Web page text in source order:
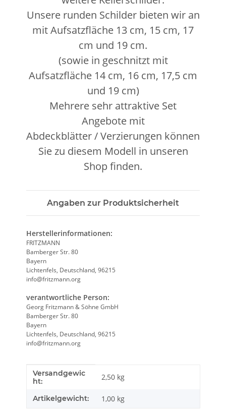
Unsere runden Schilder bieten wir an
mit Aufsatzfläche 13 cm, 15 cm, 17
cm und 19 cm.
(sowie in geschnitzt mit
Aufsatzfläche 14 cm, 16 cm, 17,5 cm
und 19 cm)
Mehrere sehr attraktive Set
Angebote mit
Abdeckblätter / Verzierungen können
Sie zu diesem Modell in unseren
Shop finden.
Angaben zur Produktsicherheit
Herstellerinformationen:
FRITZMANN
Bamberger Str. 80
Bayern
Lichtenfels, Deutschland, 96215
info@fritzmann.org
verantwortliche Person:
Georg Fritzmann & Söhne GmbH
Bamberger Str. 80
Bayern
Lichtenfels, Deutschland, 96215
info@fritzmann.org
Produkteigenschaft
Wert
Versandgewic
ht:
2,50 kg
Artikelgewicht: 1,00 kg